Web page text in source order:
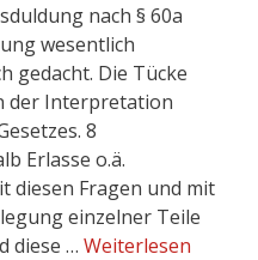
nach § 60a
wesentlich
gedacht. Die Tücke
der Interpretation
8
Erlasse o.ä.
diesen Fragen und mit
einzelner Teile
diese … Weiterlesen